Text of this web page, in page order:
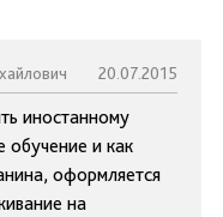
20.07.2015
иностанному
обучение и как
оформляется
на